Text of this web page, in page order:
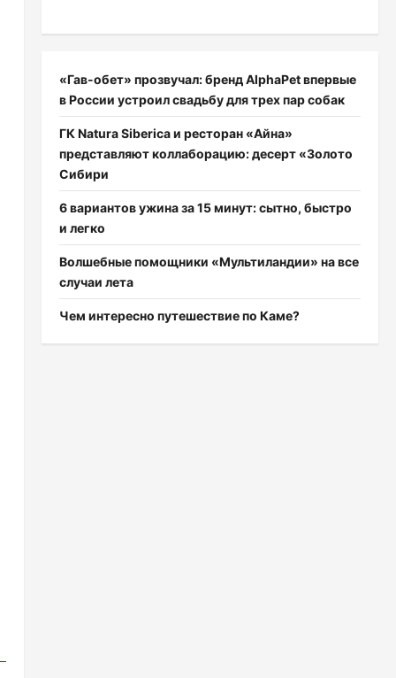
«Гав-обет» прозвучал: бренд AlphaPet впервые
в России устроил свадьбу для трех пар собак
ГК Natura Siberica и ресторан «Айна»
представляют коллаборацию: десерт «Золото
Сибири
6 вариантов ужина за 15 минут: сытно, быстро
и легко
Волшебные помощники «Мультиландии» на все
случаи лета
Чем интересно путешествие по Каме?